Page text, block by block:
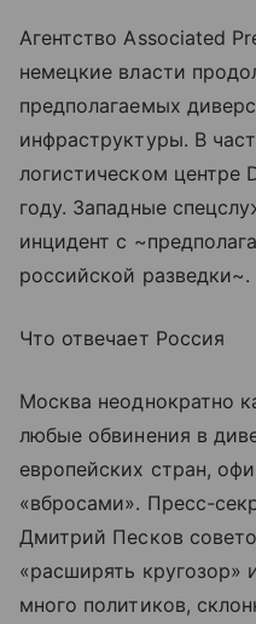
Агентство Associated
немецкие власти
предполагаемых
инфраструктуры. В
логистическом центре
году. Западные
инцидент с
российской разведки~.
Что отвечает Россия
Москва неоднократно
любые обвинения в
европейских стран,
«вбросами». Пресс-
Дмитрий Песков
«расширять кругозор»
много политиков,